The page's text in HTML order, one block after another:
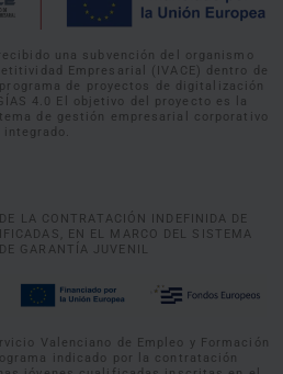
una subvención del organismo
Empresarial (IVACE) dentro de
de proyectos de digitalización
4.0 El objetivo del proyecto es la
de gestión empresarial corporativo
integrado.
LA CONTRATACIÓN INDEFINIDA DE
EN EL MARCO DEL SISTEMA
GARANTÍA JUVENIL
Valenciano de Empleo y Formación
indicado por la contratación